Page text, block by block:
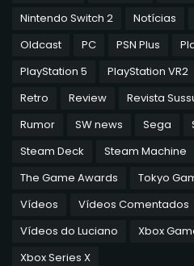
Nintendo Switch 2
Notícias
Oldcast
PC PSN Plus
PlayStation 5
PlayStation VR2
Retro
Review Revista
Rumor
SW news Sega
Steam Deck
Steam Machine
The Game Awards
Tokyo
Vídeos
Vídeos Comentados
Vídeos do Luciano
Xbox
Xbox Series X